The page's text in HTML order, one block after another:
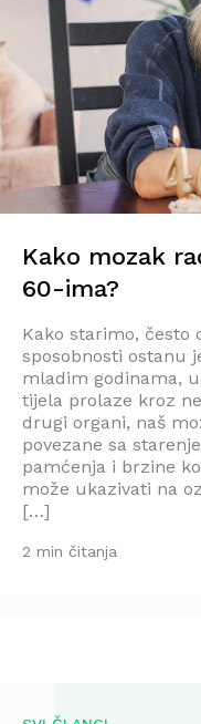
Kako mozak
60-ima?
Kako starimo, često
sposobnosti ostanu
mladim godinama,
tijela prolaze kroz
drugi organi, naš
povezane sa
pamćenja i brzine
može ukazivati na
[…]
2 min čitanja